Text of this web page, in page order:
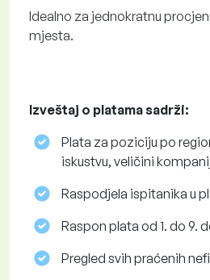
Idealno za jednokratnu
mjesta.
Izveštaj o platama sadrži:
Plata za poziciju po
iskustvu, veličini
Raspodjela ispitanika u
Raspon plata od 1. do 9.
Pregled svih praćenih